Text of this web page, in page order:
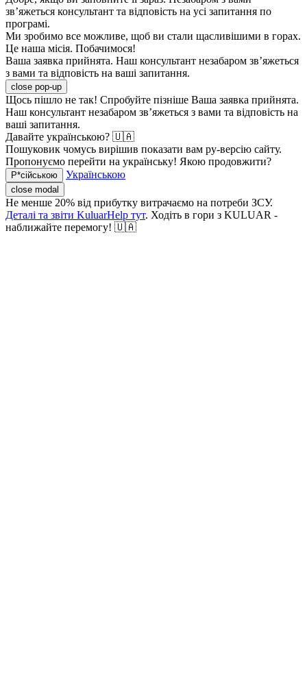
зв’яжеться консультант та відповість на усі запитання по
програмі.
Ми зробимо все можливе, щоб ви стали щасливішими в горах.
Це наша місія. Побачимося!
Ваша заявка прийнята. Наш консультант незабаром зв’яжеться
з вами та відповість на ваші запитання.
close pop-up
Щось пішло не так! Спробуйте пізніше Ваша заявка прийнята.
Наш консультант незабаром зв’яжеться з вами та відповість на
ваші запитання.
Давайте українською? 🇺🇦
Пошуковик чомусь вирішив показати вам ру-версію сайту.
Пропонуємо перейти на українську! Якою продовжити?
Р*сійською Українською
close modal
Не менше 20% від прибутку витрачаємо на потреби ЗСУ.
Деталі та звіти KuluarHelp тут. Ходіть в гори з KULUAR -
наближайте перемогу! 🇺🇦